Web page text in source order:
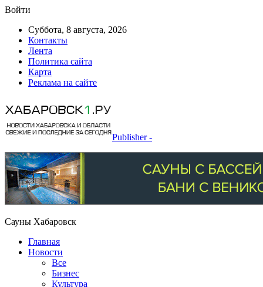
Войти
Суббота, 8 августа, 2026
Контакты
Лента
Политика сайта
Карта
Реклама на сайте
Publisher -
Сауны Хабаровск
Главная
Новости
Все
Бизнес
Культура